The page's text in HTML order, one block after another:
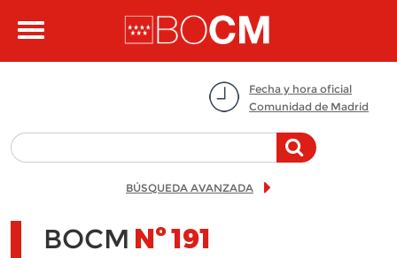
Toggle
Fecha y hora oficial
Comunidad de Madrid
BÚSQUEDA AVANZADA
BOCM Nº191